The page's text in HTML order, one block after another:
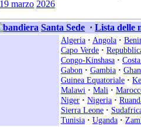
19 marzo 2026
Santa Sede · Lista delle
Algeria · Angola ·
Capo Verde ·
Congo-Kinshasa ·
Gabon · Gambia ·
Guinea Equatoriale ·
Malawi · Mali ·
Niger · Nigeria ·
Sierra Leone ·
Tunisia · Uganda ·